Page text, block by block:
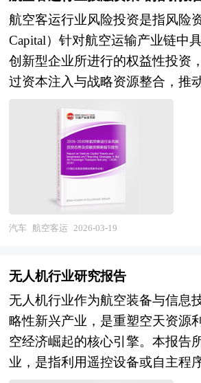
及空天信息应用的战略性支柱产
卫星产业正处于由跟跑并跑向并
攻坚期。一方面，我国已建成全
卫星系统，高分辨率对地观测系
著，通信卫星、气象卫星及海洋
善，部分企业在卫星平台、有效
达到国际先进水平，低轨卫星星
产业技术创新能力与系统建设规
一方面，产业深层瓶颈依然突出
器件、精密制造装备及基础工业
提升，低轨宽带通信卫星、高通
星应用产业化程度不足、数据产
后，商业航天市场机制与盈利模
频率轨道资源争夺与国际规则参
与此同时，低轨星座爆发、手机
一体化网络技术成熟，正在重塑
航空客运行业风险投资是指风险
Capital）针对航空运输产业链中
创新型企业所进行的权益性投资
过资本注入与战略资源整合，推
突破性变革，并在企业价值提升
或股权转让等方式退出，以获取
类投资主要聚焦于能够应对传统
产、高成本、低弹性”等结构性挑
尤其关注那些融合了数字平台、
据运营、可持续航空燃料（SAF
展初期投入风险资本，待其发育
金形态，以收回投资，取得高额
险资本市场已进入新一轮快速发
熟投资热点地区外，包括中国和
热点地区的风险投资市场发展快
汽车 航空客运 2026-03-19
无人机行业研究报告
无人机行业作为航空装备与信息
略性新兴产业，是重塑空天资源
空经济崛起的核心引擎。本报告
业，是指利用遥控设备或自主程